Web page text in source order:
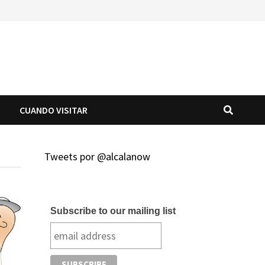
CUANDO VISITAR
Tweets por @alcalanow
Subscribe to our mailing list